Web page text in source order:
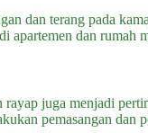
dan terang pada
apartemen dan rumah
juga menjadi
pemasangan dan